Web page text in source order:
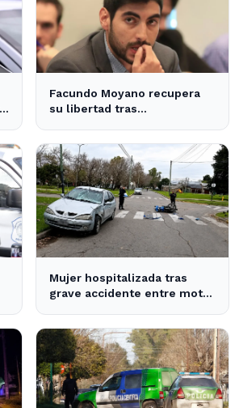
Facundo Moyano recupera
su libertad tras
Mujer hospitalizada tras
grave accidente entre moto